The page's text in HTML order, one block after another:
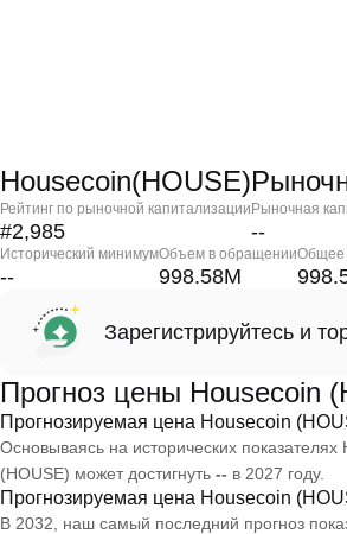
Рейтинг по рыночной капитализации
#2,985
Рыночная
--
Исторический минимум
--
Объем в обращении
998.58M
Общее
Зарегистрируйтесь и
Прогноз цены Housecoin
Прогнозируемая цена Housecoin
Основываясь на исторических
(HOUSE) может достигнуть -- в 2027 году.
Прогнозируемая цена Housecoin
В 2032, наш самый последний прогноз